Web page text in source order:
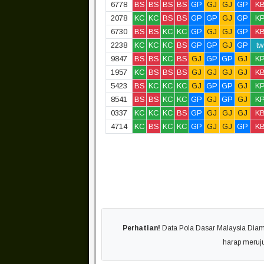
6778 BS BS BS BS GP GJ GJ GP
2078
KC KC BS BS GP GP GJ GP
6730
BS BS KC KC GP GJ GJ GP
2238
KC KC KC BS GP GP GJ GP
tw
9847
BS BS KC BS GJ GP GP GJ
1957
KC BS BS BS GJ GJ GJ GJ
5423
BS KC KC KC GJ GP GP GJ
8541
BS BS KC KC GP GJ GP GJ
0337
KC KC KC BS GP GJ GJ GJ
4714
KC BS KC KC GP GJ GJ GP
Perhatian! Data Pola Dasar Malaysia
harap